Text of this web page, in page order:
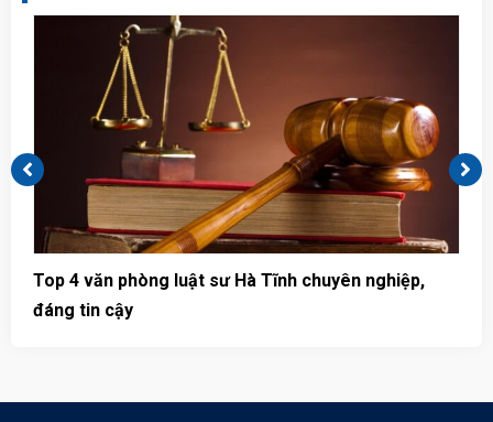
Top 4 văn phòng luật sư Hà Tĩnh chuyên nghiệp,
đáng tin cậy